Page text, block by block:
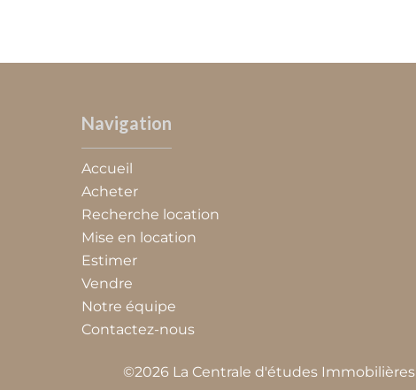
Navigation
Accueil
Acheter
Recherche location
Mise en location
Estimer
Vendre
Notre équipe
Contactez-nous
©2026 La Centrale d'études Immobilières